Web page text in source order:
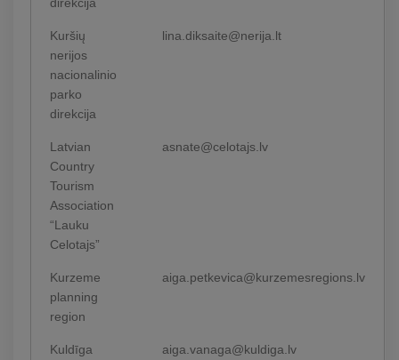
Kuršių
nerijos
nacionalinio
parko
direkcija
lina.diksaite@nerija.lt
Latvian
Country
Tourism
Association
“Lauku
Celotajs”
asnate@celotajs.lv
Kurzeme
planning
region
aiga.petkevica@kurzemesregions.lv
Kuldīga
aiga.vanaga@kuldiga.lv